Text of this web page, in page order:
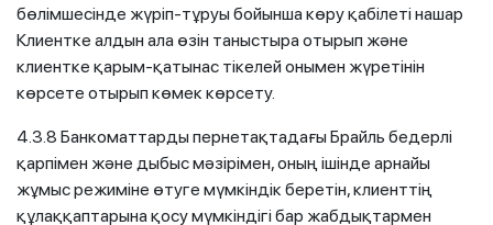
бөлімшесінде жүріп-тұруы бойынша көру қабілеті нашар
Клиентке алдын ала өзін таныстыра отырып және
клиентке қарым-қатынас тікелей онымен жүретінін
көрсете отырып көмек көрсету.
4.3.8 Банкоматтарды пернетақтадағы Брайль бедерлі
қарпімен және дыбыс мәзірімен, оның ішінде арнайы
жұмыс режиміне өтуге мүмкіндік беретін, клиенттің
құлаққаптарына қосу мүмкіндігі бар жабдықтармен